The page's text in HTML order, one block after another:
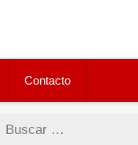
Contacto
Buscar
por